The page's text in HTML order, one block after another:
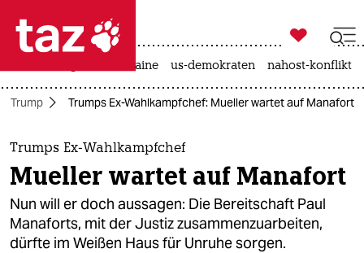
 taz zahl ich
taz zahl ich
themen
politik
öko

taz zahl ich
krieg in der ukraine us-demokraten nahost-konflikt
Trump Trumps Ex-Wahlkampfchef: Mueller wartet auf Manafort
Trumps Ex-Wahlkampfchef
Mueller wartet auf Manafort
Nun will er doch aussagen: Die Bereitschaft Paul
Manaforts, mit der Justiz zusammenzuarbeiten,
dürfte im Weißen Haus für Unruhe sorgen.